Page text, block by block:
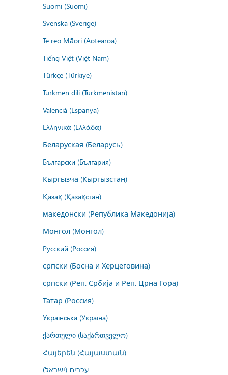
Suomi (Suomi)
Svenska (Sverige)
Te reo Māori (Aotearoa)
Tiếng Việt (Việt Nam)
Türkçe (Türkiye)
Türkmen dili (Türkmenistan)
Valencià (Espanya)
Ελληνικά (Ελλάδα)
Беларуская (Беларусь)
Български (България)
Кыргызча (Кыргызстан)
Қазақ (Қазақстан)
македонски (Република Македонија)
Монгол (Монгол)
Русский (Россия)
српски (Босна и Херцеговина)
српски (Реп. Србија и Реп. Црна Гора)
Татар (Россия)
Українська (Україна)
ქართული (საქართველო)
Հայերեն (Հայաստան)
עברית (ישראל)